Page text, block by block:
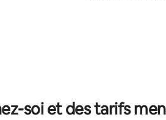
commentaires : 4,92 sur 5
soi et des tarifs